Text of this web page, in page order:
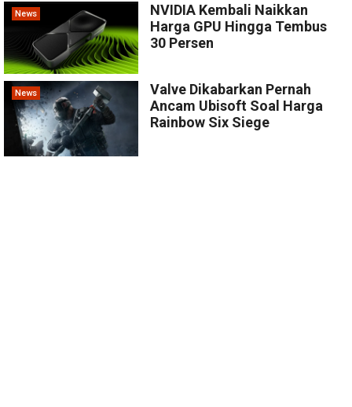
News
NVIDIA Kembali Naikkan
Harga GPU Hingga Tembus
30 Persen
News
Valve Dikabarkan Pernah
Ancam Ubisoft Soal Harga
Rainbow Six Siege